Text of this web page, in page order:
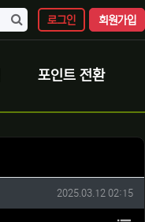
로그인 회원가입
포인트 전환
작성일
2025.03.12 02:15